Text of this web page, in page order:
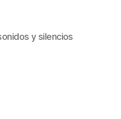
y silencios